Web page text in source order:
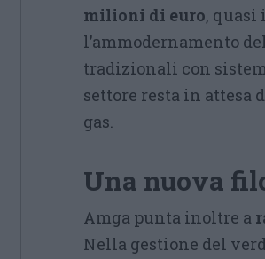
milioni di euro, quasi
l’ammodernamento
tradizionali con
settore resta in attesa
gas.
Una nuova
Amga punta inoltre a
Nella gestione del